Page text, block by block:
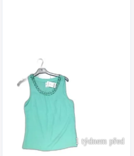
1 týdnem před